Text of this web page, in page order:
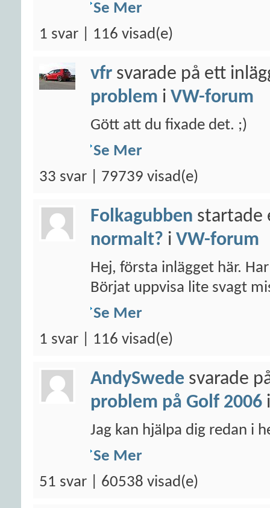
Se Mer
1 svar | 116 visad(e)
vfr svarade på ett
problem i VW-forum
Gött att du fixade det. ;)
Se Mer
33 svar | 79739 visad(e)
Folkagubben startade
normalt? i VW-forum
Hej, första inlägget här.
Börjat uppvisa lite svagt
Se Mer
1 svar | 116 visad(e)
AndySwede svarade
problem på Golf 2006
Jag kan hjälpa dig redan i
Se Mer
51 svar | 60538 visad(e)